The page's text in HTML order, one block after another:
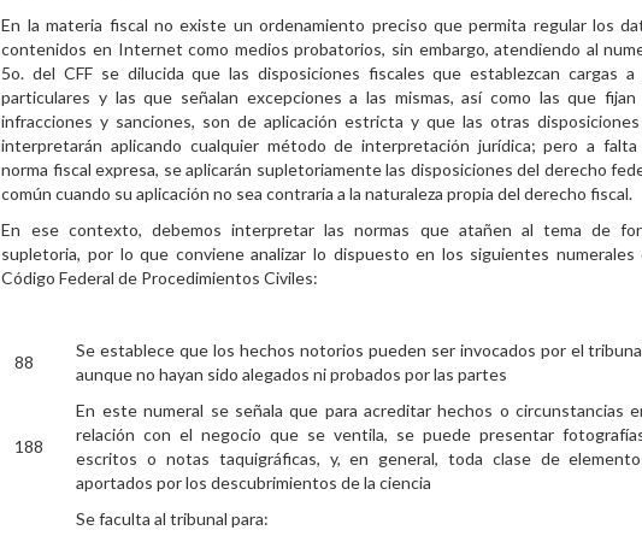
En la materia fiscal no existe un ordenamiento preciso que permita regular los
contenidos en Internet como medios probatorios, sin embargo, atendiendo al
5o. del CFF se dilucida que las disposiciones fiscales que establezcan cargas a
particulares y las que señalan excepciones a las mismas, así como las que fijan
infracciones y sanciones, son de aplicación estricta y que las otras
interpretarán aplicando cualquier método de interpretación jurídica; pero a falta
norma fiscal expresa, se aplicarán supletoriamente las disposiciones del derecho
común cuando su aplicación no sea contraria a la naturaleza propia del derecho fiscal.
En ese contexto, debemos interpretar las normas que atañen al tema de
supletoria, por lo que conviene analizar lo dispuesto en los siguientes numerales
Código Federal de Procedimientos Civiles:
88
Se establece que los hechos notorios pueden ser invocados por el
aunque no hayan sido alegados ni probados por las partes
188
En este numeral se señala que para acreditar hechos o circunstancias
relación con el negocio que se ventila, se puede presentar
escritos o notas taquigráficas, y, en general, toda clase de
aportados por los descubrimientos de la ciencia
Se faculta al tribunal para: